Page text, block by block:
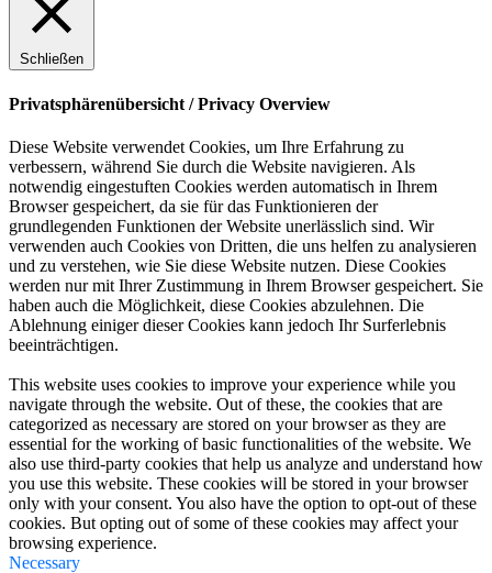
Schließen
Privatsphärenübersicht / Privacy Overview
Diese Website verwendet Cookies, um Ihre Erfahrung zu
verbessern, während Sie durch die Website navigieren. Als
notwendig eingestuften Cookies werden automatisch in Ihrem
Browser gespeichert, da sie für das Funktionieren der
grundlegenden Funktionen der Website unerlässlich sind. Wir
verwenden auch Cookies von Dritten, die uns helfen zu analysieren
und zu verstehen, wie Sie diese Website nutzen. Diese Cookies
werden nur mit Ihrer Zustimmung in Ihrem Browser gespeichert. Sie
haben auch die Möglichkeit, diese Cookies abzulehnen. Die
Ablehnung einiger dieser Cookies kann jedoch Ihr Surferlebnis
beeinträchtigen.
This website uses cookies to improve your experience while you
navigate through the website. Out of these, the cookies that are
categorized as necessary are stored on your browser as they are
essential for the working of basic functionalities of the website. We
also use third-party cookies that help us analyze and understand how
you use this website. These cookies will be stored in your browser
only with your consent. You also have the option to opt-out of these
cookies. But opting out of some of these cookies may affect your
browsing experience.
Necessary